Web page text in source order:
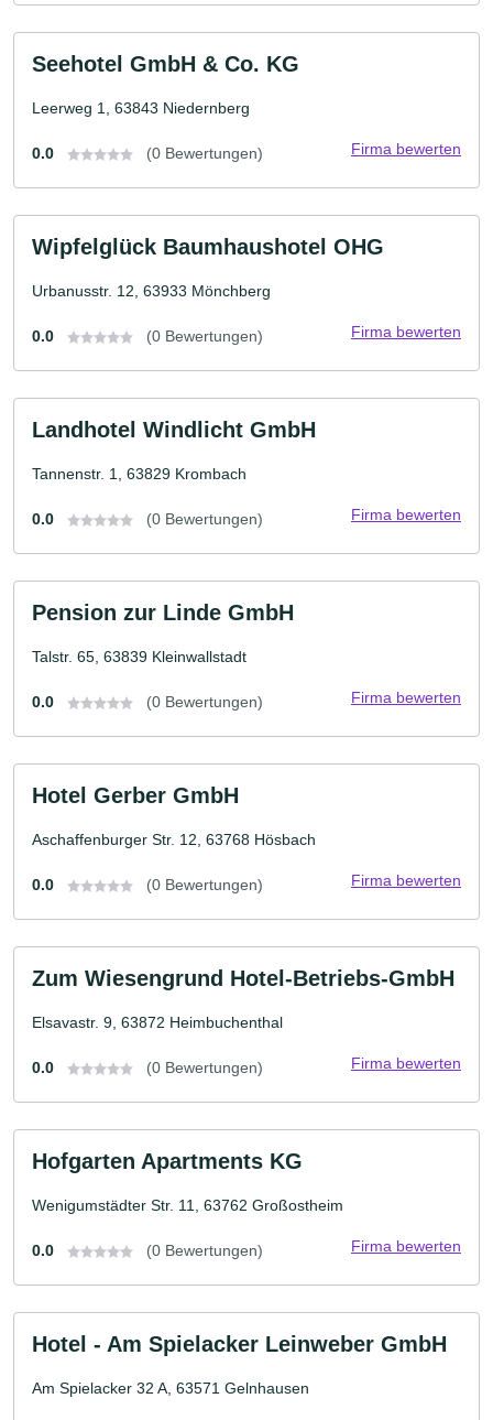
Seehotel GmbH & Co. KG
Leerweg 1, 63843 Niedernberg
0.0 (0 Bewertungen) Firma bewerten
Wipfelglück Baumhaushotel OHG
Urbanusstr. 12, 63933 Mönchberg
0.0 (0 Bewertungen) Firma bewerten
Landhotel Windlicht GmbH
Tannenstr. 1, 63829 Krombach
0.0 (0 Bewertungen) Firma bewerten
Pension zur Linde GmbH
Talstr. 65, 63839 Kleinwallstadt
0.0 (0 Bewertungen) Firma bewerten
Hotel Gerber GmbH
Aschaffenburger Str. 12, 63768 Hösbach
0.0 (0 Bewertungen) Firma bewerten
Zum Wiesengrund Hotel-Betriebs-GmbH
Elsavastr. 9, 63872 Heimbuchenthal
0.0 (0 Bewertungen) Firma bewerten
Hofgarten Apartments KG
Wenigumstädter Str. 11, 63762 Großostheim
0.0 (0 Bewertungen) Firma bewerten
Hotel - Am Spielacker Leinweber GmbH
Am Spielacker 32 A, 63571 Gelnhausen